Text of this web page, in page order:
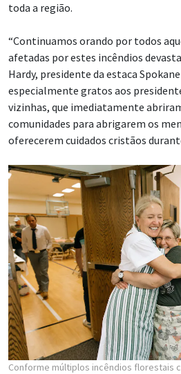
toda a região.
“Continuamos orando por todos
afetadas por estes incêndios
Hardy, presidente da estaca
especialmente gratos aos
vizinhas, que imediatamente
comunidades para abrigarem os
oferecerem cuidados cristãos
Conforme múltiplos incêndios florestais